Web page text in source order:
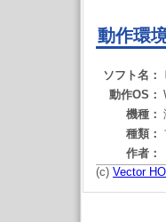
動作環
ソフト名：
動作OS：
機種：
種類：
作者：
(c) Vector